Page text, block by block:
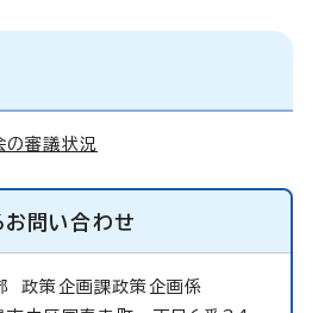
の審議状況
お問い合わせ
政策企画課政策企画係